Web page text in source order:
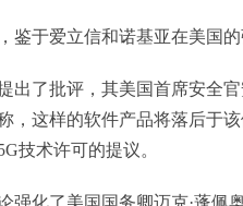
鉴于爱立信和诺基亚在美国
出了批评，其美国首席安全
，这样的软件产品将落后于
技术许可的提议。
强化了美国国务卿迈克·蓬佩